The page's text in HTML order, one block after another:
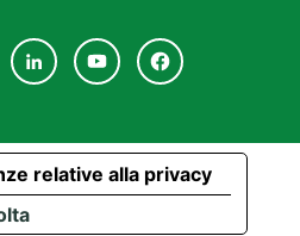
relative alla privacy